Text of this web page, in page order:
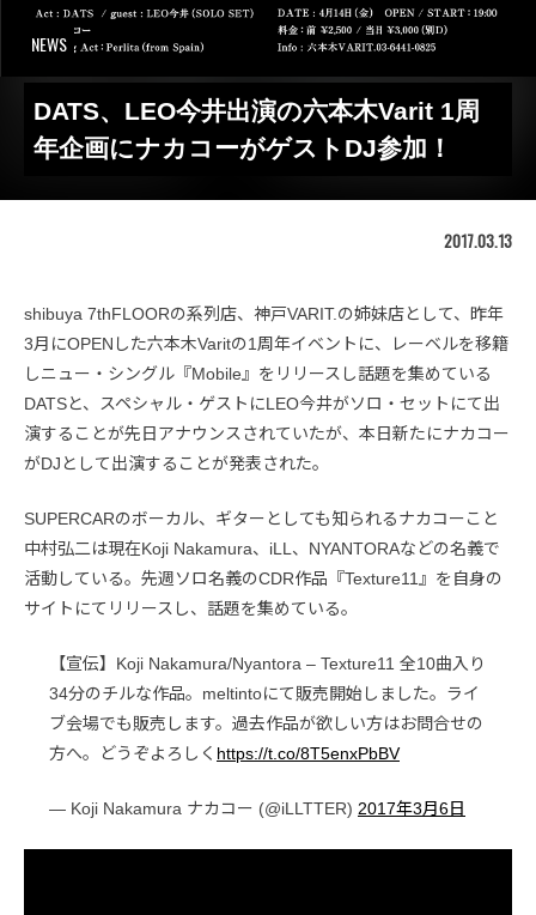
NEWS
DATS、LEO今井出演の六本木Varit 1周
年企画にナカコーがゲストDJ参加！
2017.03.13
shibuya 7thFLOORの系列店、神戸VARIT.の姉妹店として、昨年
3月にOPENした六本木Varitの1周年イベントに、レーベルを移籍
しニュー・シングル『Mobile』をリリースし話題を集めている
DATSと、スペシャル・ゲストにLEO今井がソロ・セットにて出
演することが先日アナウンスされていたが、本日新たにナカコー
がDJとして出演することが発表された。
SUPERCARのボーカル、ギターとしても知られるナカコーこと
中村弘二は現在Koji Nakamura、iLL、NYANTORAなどの名義で
活動している。先週ソロ名義のCDR作品『Texture11』を自身の
サイトにてリリースし、話題を集めている。
【宣伝】Koji Nakamura/Nyantora – Texture11 全10曲入り
34分のチルな作品。meltintoにて販売開始しました。ライ
ブ会場でも販売します。過去作品が欲しい方はお問合せの
方へ。どうぞよろしく https://t.co/8T5enxPbBV
— Koji Nakamura ナカコー (@iLLTTER) 2017年3月6日